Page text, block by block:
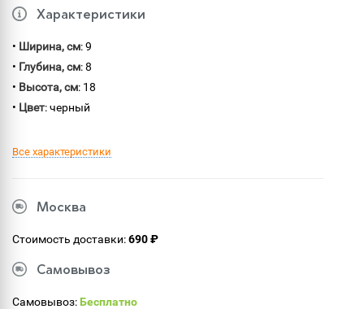
Характеристики
• Ширина, см: 9
• Глубина, см: 8
• Высота, см: 18
• Цвет: черный
Все характеристики
Москва
Стоимость доставки:690 ₽
Самовывоз
Самовывоз:Бесплатно